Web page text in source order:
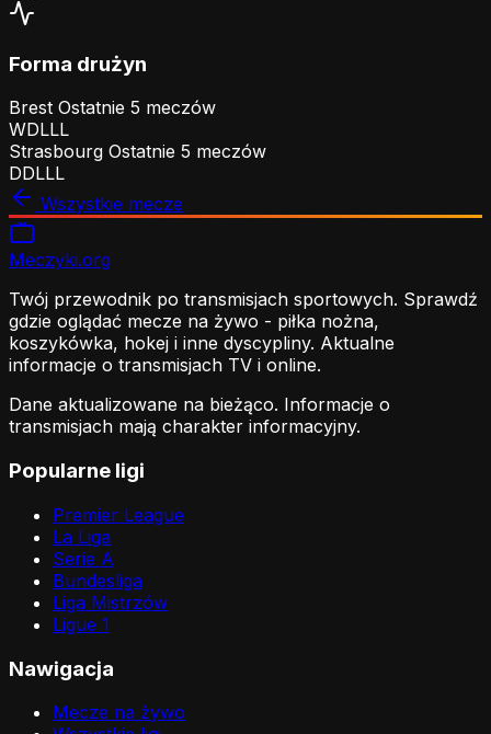
Forma drużyn
Brest Ostatnie 5 meczów
WDLLL
Strasbourg Ostatnie 5 meczów
DDLLL
Wszystkie mecze
Meczyki.org
Twój przewodnik po transmisjach sportowych. Sprawdź
gdzie oglądać mecze na żywo - piłka nożna,
koszykówka, hokej i inne dyscypliny. Aktualne
informacje o transmisjach TV i online.
Dane aktualizowane na bieżąco. Informacje o
transmisjach mają charakter informacyjny.
Popularne ligi
Premier League
La Liga
Serie A
Bundesliga
Liga Mistrzów
Ligue 1
Nawigacja
Mecze na żywo